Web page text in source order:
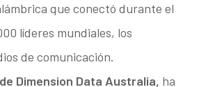
que conectó durante el
líderes mundiales, los
de comunicación.
Dimension Data Australia, ha